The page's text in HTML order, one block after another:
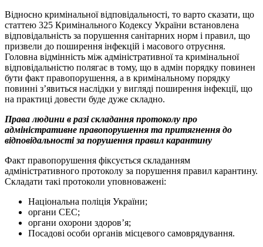
Відносно кримінальної відповідальності, то варто сказати, що
статтею 325 Кримінального Кодексу України встановлена ​​
відповідальність за порушення санітарних норм і правил, що
призвели до поширення інфекцій і масового отруєння.
Головна відмінність між адміністративної та кримінальної
відповідальністю полягає в тому, що в адмін порядку повинен
бути факт правопорушення, а в кримінальному порядку
повинні з’явиться наслідки у вигляді поширення інфекції, що
на практиці довести буде дуже складно.
Права людини в разі складання протоколу про
адміністративне правопорушення та притягнення до
відповідальності за порушення правил карантину
Факт правопорушення фіксується складанням
адміністративного протоколу за порушення правил карантину.
Складати такі протоколи уповноважені:
Національна поліція України;
органи СЕС;
органи охорони здоров’я;
Посадові особи органів місцевого самоврядування.